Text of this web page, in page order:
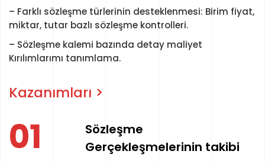
– Farklı sözleşme türlerinin desteklenmesi: Birim fiyat,
miktar, tutar bazlı sözleşme kontrolleri.
– Sözleşme kalemi bazında detay maliyet
Kırılımlarımı tanımlama.
Kazanımları >
01
Sözleşme
Gerçekleşmelerinin takibi